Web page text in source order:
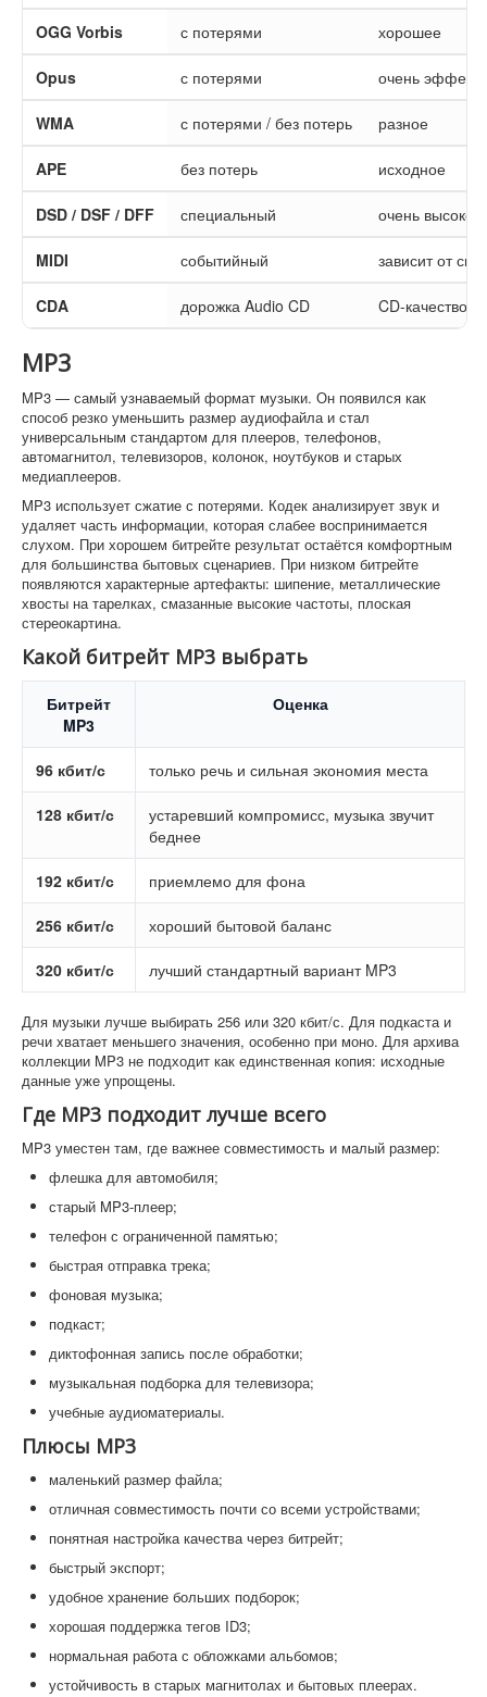
OGG Vorbis с потерями хорошее
Opus с потерями очень
WMA с потерями / без потерь разное
APE без потерь исходное
DSD / DSF / DFF специальный очень высокое
MIDI событийный зависит от
CDA дорожка Audio CD CD-качество
MP3
MP3 — самый узнаваемый формат музыки. Он появился как
способ резко уменьшить размер аудиофайла и стал
универсальным стандартом для плееров, телефонов,
автомагнитол, телевизоров, колонок, ноутбуков и старых
медиаплееров.
MP3 использует сжатие с потерями. Кодек анализирует звук и
удаляет часть информации, которая слабее воспринимается
слухом. При хорошем битрейте результат остаётся комфортным
для большинства бытовых сценариев. При низком битрейте
появляются характерные артефакты: шипение, металлические
хвосты на тарелках, смазанные высокие частоты, плоская
стереокартина.
Какой битрейт MP3 выбрать
Битрейт
MP3
Оценка
96 кбит/с только речь и сильная экономия места
128 кбит/с
устаревший компромисс, музыка звучит
беднее
192 кбит/с приемлемо для фона
256 кбит/с хороший бытовой баланс
320 кбит/с лучший стандартный вариант MP3
Для музыки лучше выбирать 256 или 320 кбит/с. Для подкаста и
речи хватает меньшего значения, особенно при моно. Для архива
коллекции MP3 не подходит как единственная копия: исходные
данные уже упрощены.
Где MP3 подходит лучше всего
MP3 уместен там, где важнее совместимость и малый размер:
флешка для автомобиля;
старый MP3-плеер;
телефон с ограниченной памятью;
быстрая отправка трека;
фоновая музыка;
подкаст;
диктофонная запись после обработки;
музыкальная подборка для телевизора;
учебные аудиоматериалы.
Плюсы MP3
маленький размер файла;
отличная совместимость почти со всеми устройствами;
понятная настройка качества через битрейт;
быстрый экспорт;
удобное хранение больших подборок;
хорошая поддержка тегов ID3;
нормальная работа с обложками альбомов;
устойчивость в старых магнитолах и бытовых плеерах.